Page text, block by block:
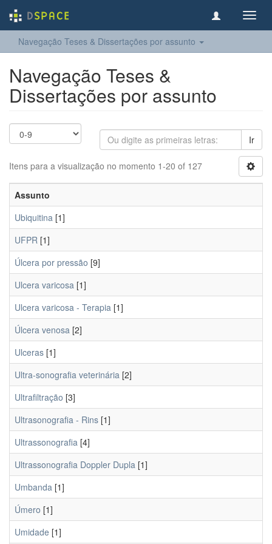
Navegação Teses & Dissertações por assunto
Navegação Teses &
Dissertações por assunto
Ir
Itens para a visualização no momento 1-20 of 127
Assunto
Ubiquitina [1]
UFPR [1]
Úlcera por pressão [9]
Ulcera varicosa [1]
Ulcera varicosa - Terapia [1]
Úlcera venosa [2]
Ulceras [1]
Ultra-sonografia veterinária [2]
Ultrafiltração [3]
Ultrasonografia - Rins [1]
Ultrassonografia [4]
Ultrassonografia Doppler Dupla [1]
Umbanda [1]
Úmero [1]
Umidade [1]